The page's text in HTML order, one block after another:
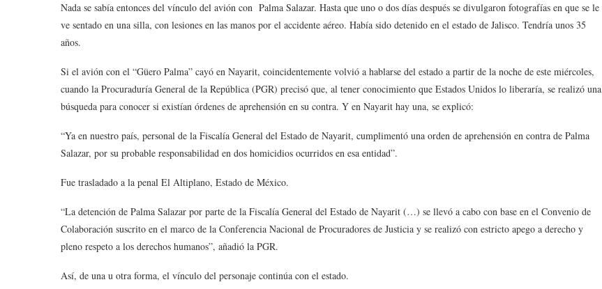
Nada se sabía entonces del vínculo del avión con Palma Salazar. Hasta que uno o dos días después se divulgaron fotografías en que se le
ve sentado en una silla, con lesiones en las manos por el accidente aéreo. Había sido detenido en el estado de Jalisco. Tendría unos 35
años.
Si el avión con el “Güero Palma” cayó en Nayarit, coincidentemente volvió a hablarse del estado a partir de la noche de este miércoles,
cuando la Procuraduría General de la República (PGR) precisó que, al tener conocimiento que Estados Unidos lo liberaría, se realizó una
búsqueda para conocer si existían órdenes de aprehensión en su contra. Y en Nayarit hay una, se explicó:
“Ya en nuestro país, personal de la Fiscalía General del Estado de Nayarit, cumplimentó una orden de aprehensión en contra de Palma
Salazar, por su probable responsabilidad en dos homicidios ocurridos en esa entidad”.
Fue trasladado a la penal El Altiplano, Estado de México.
“La detención de Palma Salazar por parte de la Fiscalía General del Estado de Nayarit (…) se llevó a cabo con base en el Convenio de
Colaboración suscrito en el marco de la Conferencia Nacional de Procuradores de Justicia y se realizó con estricto apego a derecho y
pleno respeto a los derechos humanos”, añadió la PGR.
Así, de una u otra forma, el vínculo del personaje continúa con el estado.